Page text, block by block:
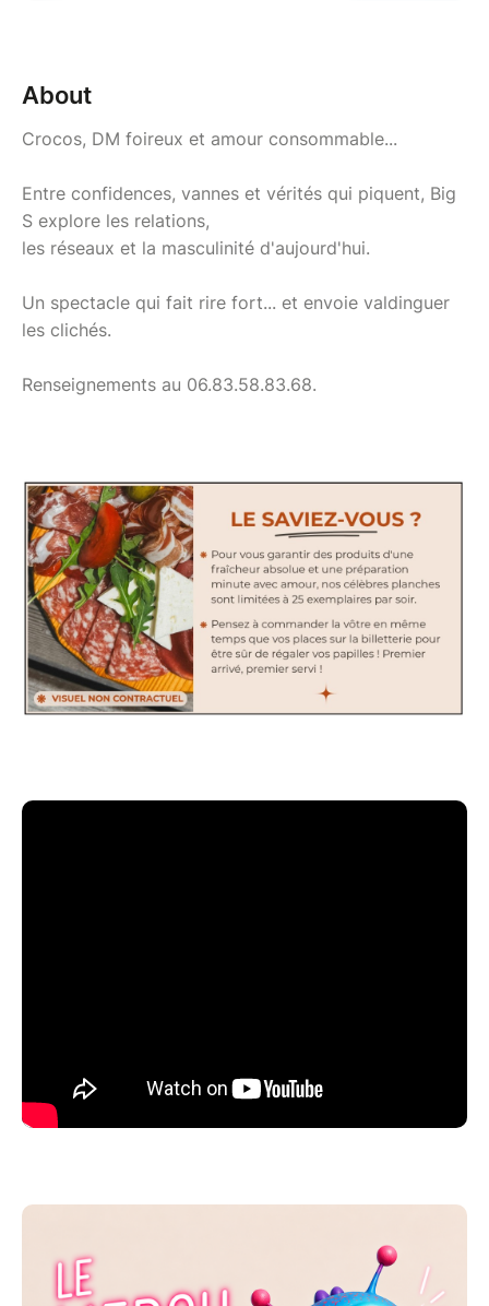
About
Crocos, DM foireux et amour consommable...
Entre confidences, vannes et vérités qui piquent, Big
S explore les relations,
les réseaux et la masculinité d'aujourd'hui.
Un spectacle qui fait rire fort... et envoie valdinguer
les clichés.
Renseignements au 06.83.58.83.68.